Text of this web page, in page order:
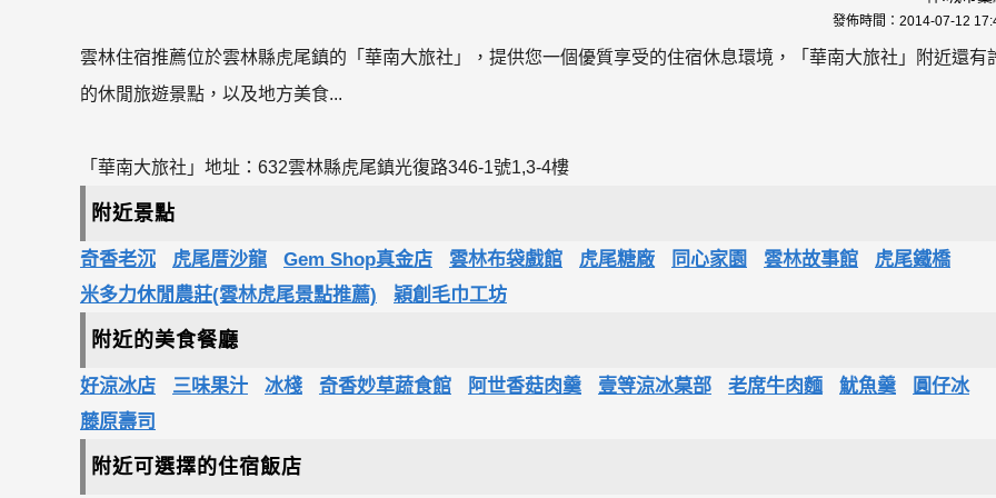
發佈時間： 2014-07-12
雲林住宿推薦位於雲林縣虎尾鎮的「華南大旅社」，提供您一個優質享受的住宿休息環境，「華南大旅社」附近還有
的休閒旅遊景點，以及地方美食...
「華南大旅社」地址：632雲林縣虎尾鎮光復路346-1號1,3-4樓
附近景點
奇香老沉 虎尾厝沙龍 Gem Shop真金店 雲林布袋戲館 虎尾糖廠 同心家園 雲林故事館
虎尾鐵橋
米多力休閒農莊(雲林虎尾景點推薦)
穎創毛巾工坊
附近的美食餐廳
好涼冰店 三味果汁 冰棧 奇香妙草蔬食館 阿世香菇肉羹 壹等涼冰菒部 老席牛肉麵 魷魚羹
圓仔冰
藤原壽司
附近可選擇的住宿飯店